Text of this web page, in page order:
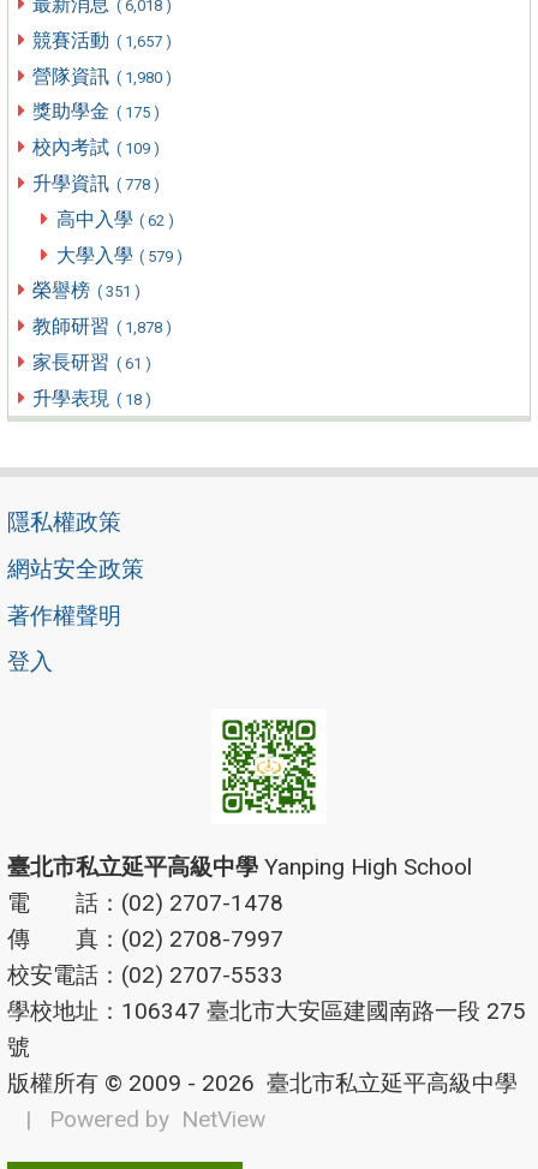
( 6,018 )
競賽活動 ( 1,657 )
營隊資訊 ( 1,980 )
獎助學金 ( 175 )
校內考試 ( 109 )
升學資訊 ( 778 )
高中入學 ( 62 )
大學入學 ( 579 )
榮譽榜 ( 351 )
教師研習 ( 1,878 )
家長研習 ( 61 )
升學表現 ( 18 )
隱私權政策
網站安全政策
著作權聲明
登入
臺北市私立延平高級中學 Yanping High School
電 話：(02) 2707-1478
傳 真：(02) 2708-7997
校安電話：(02) 2707-5533
學校地址：106347 臺北市大安區建國南路一段 275
號
版權所有 © 2009 - 2026 臺北市私立延平高級中學
| Powered by NetView